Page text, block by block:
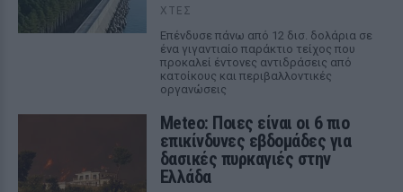
ΧΤΕΣ
Επένδυσε πάνω από 12 δισ. δολάρια σε
ένα γιγαντιαίο παράκτιο τείχος που
προκαλεί έντονες αντιδράσεις από
κατοίκους και περιβαλλοντικές
οργανώσεις
Meteo: Ποιες είναι οι 6 πιο
επικίνδυνες εβδομάδες για
δασικές πυρκαγιές στην
Ελλάδα